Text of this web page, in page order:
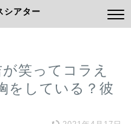
シアター
笑ってコラえ
をしている？彼